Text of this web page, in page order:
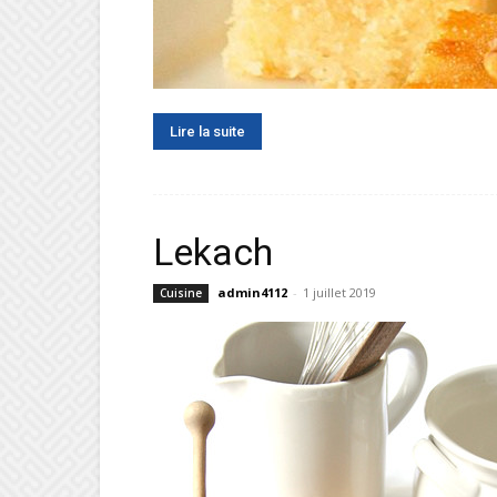
Lire la suite
Lekach
Cuisine admin4112 - 1 juillet 2019